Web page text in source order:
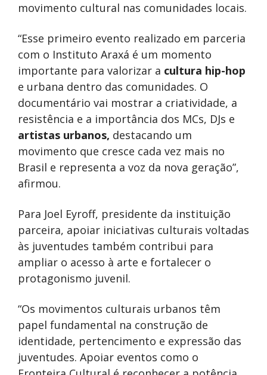
movimento cultural nas comunidades locais.
“Esse primeiro evento realizado em parceria
com o Instituto Araxá é um momento
importante para valorizar a cultura hip-hop
e urbana dentro das comunidades. O
documentário vai mostrar a criatividade, a
resistência e a importância dos MCs, DJs e
artistas urbanos, destacando um
movimento que cresce cada vez mais no
Brasil e representa a voz da nova geração”,
afirmou.
Para Joel Eyroff, presidente da instituição
parceira, apoiar iniciativas culturais voltadas
às juventudes também contribui para
ampliar o acesso à arte e fortalecer o
protagonismo juvenil.
“Os movimentos culturais urbanos têm
papel fundamental na construção de
identidade, pertencimento e expressão das
juventudes. Apoiar eventos como o